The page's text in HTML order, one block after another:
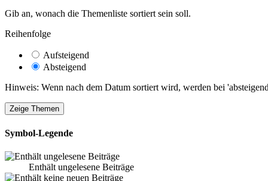
Gib an, wonach die Themenliste sortiert sein soll.
Reihenfolge
Aufsteigend
Absteigend
Hinweis: Wenn nach dem Datum sortiert wird, werden bei
Symbol-Legende
Enthält ungelesene Beiträge